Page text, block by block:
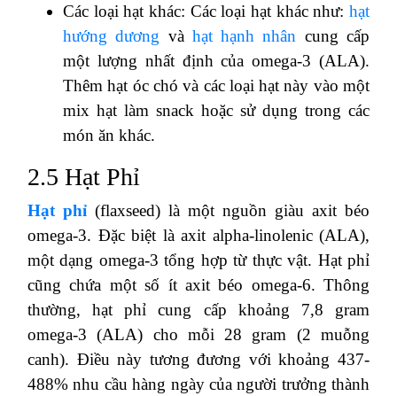
Các loại hạt khác: Các loại hạt khác như: hạt
hướng dương và hạt hạnh nhân cung cấp
một lượng nhất định của omega-3 (ALA).
Thêm hạt óc chó và các loại hạt này vào một
mix hạt làm snack hoặc sử dụng trong các
món ăn khác.
2.5 Hạt Phỉ
Hạt phỉ (flaxseed) là một nguồn giàu axit béo
omega-3. Đặc biệt là axit alpha-linolenic (ALA),
một dạng omega-3 tổng hợp từ thực vật. Hạt phỉ
cũng chứa một số ít axit béo omega-6. Thông
thường, hạt phỉ cung cấp khoảng 7,8 gram
omega-3 (ALA) cho mỗi 28 gram (2 muỗng
canh). Điều này tương đương với khoảng 437-
488% nhu cầu hàng ngày của người trưởng thành